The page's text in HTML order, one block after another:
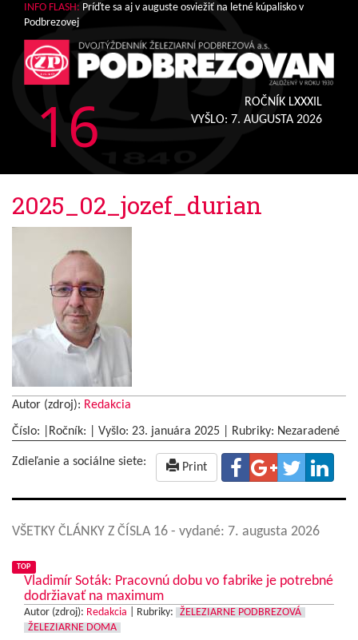
INFO FLASH: Príďte sa aj v auguste osviežiť na letné kúpalisko v
Podbrezovej
16
ROČNÍK LXXXIL
VYŠLO: 7. AUGUSTA 2026
2025_02_jozef_durian
Autor (zdroj): Redakcia
Číslo: |Ročník: | Vyšlo: 23. januára 2025 Rubriky: Nezaradené
Zdieľanie a sociálne siete: Print
VŠETKY ČLÁNKY Z ČÍSLA 16 - vydané: 7. augusta 2026
TOP
Vladimír Soták: Pracovnú dobu vo fabrike je potrebné
dodržiavať na maximum
Autor (zdroj): Redakcia Rubriky:
ŽELEZIARNE PODBREZOVÁ
ŽELEZIARNE DOMA